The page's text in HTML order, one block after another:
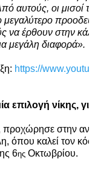
αυτούς, οι μισοί
να έρθουν στην
μεγάλη διαφορά».
https://www.
επιλογή νίκης, για
στην
όπου καλεί τον
6ης Οκτωβρίου.